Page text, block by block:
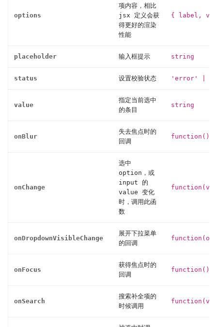
options
项内容，相比
jsx 定义会获
得更好的渲染
性能
{ label,
placeholder 输入框提示 string
status 设置校验状态 'error'
value
指定当前选中
的条目
string
onBlur
失去焦点时的
回调
function()
onChange
选中
option，或
input 的
value 变化
时，调用此函
数
onDropdownVisibleChange
展开下拉菜单
的回调
onFocus
获得焦点时的
回调
function()
onSearch
搜索补全项的
时候调用